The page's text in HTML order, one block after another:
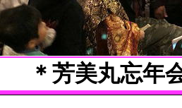
＊芳美丸忘年